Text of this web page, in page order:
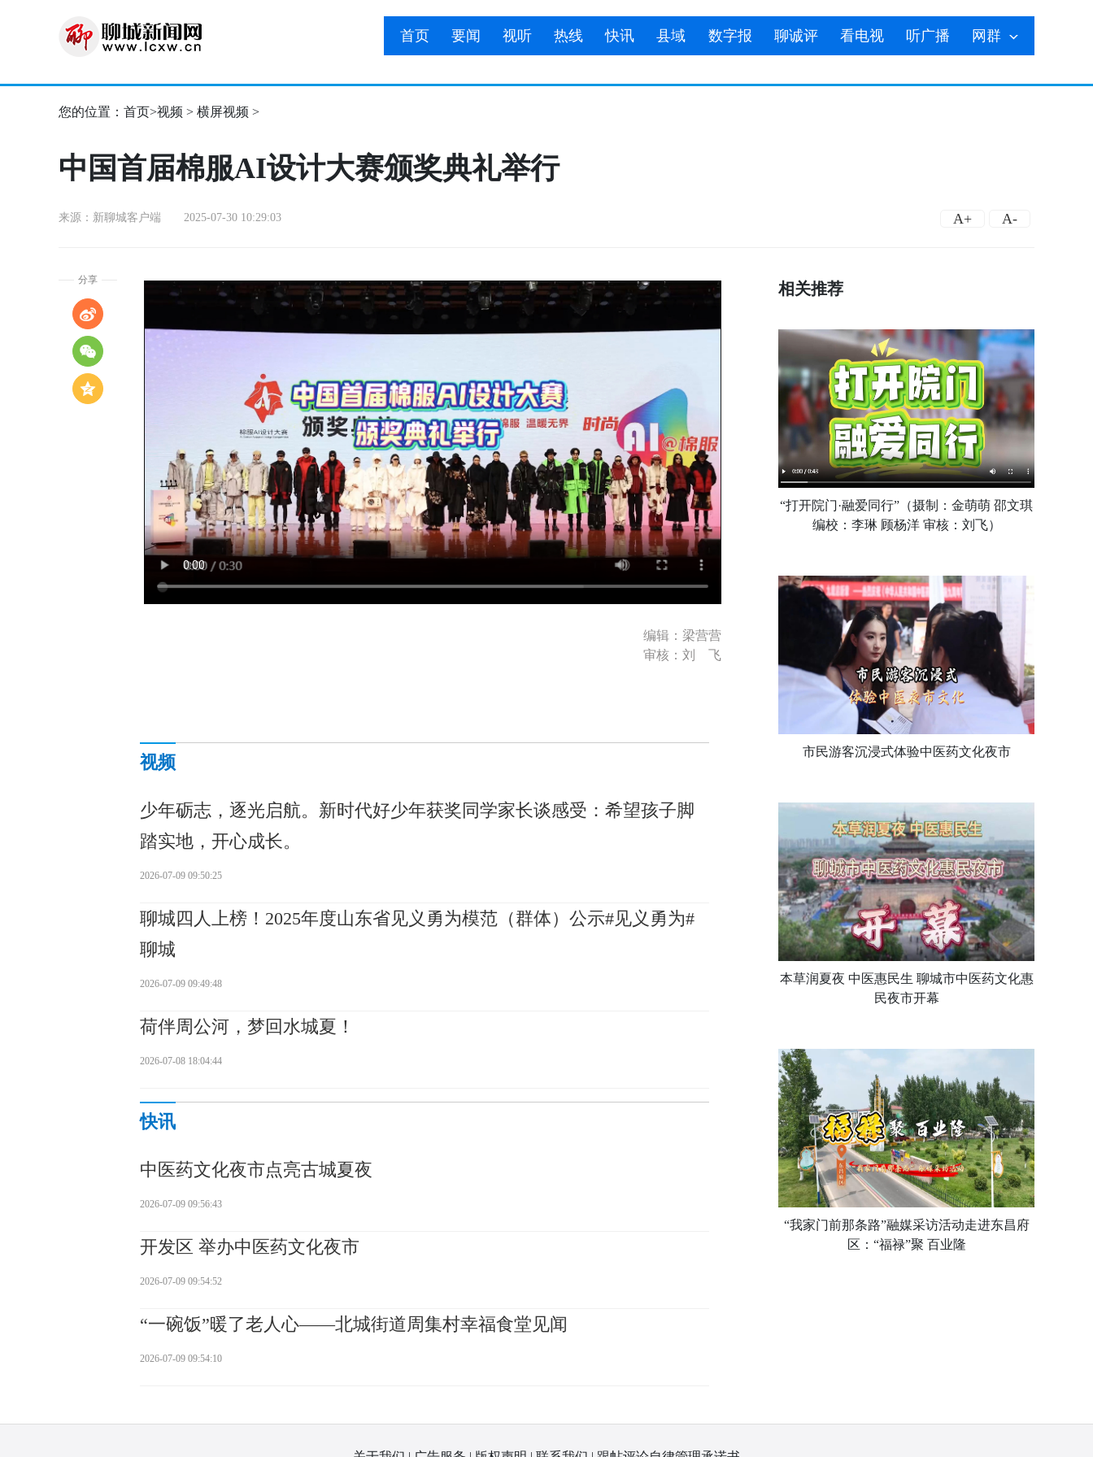
首页 要闻 视听 热线 快讯 县域 数字报 聊诚评 看电视 听广播 网群
您的位置： 首页>视频 > 横屏视频 >
中国首届棉服AI设计大赛颁奖典礼举行
来源：新聊城客户端 2025-07-30 10:29:03 A+ A-
分享
编辑：梁营营
审核：刘 飞
相关推荐
“打开院门·融爱同行”（摄制：金萌萌 邵文琪
编校：李琳 顾杨洋 审核：刘飞）
市民游客沉浸式体验中医药文化夜市
本草润夏夜 中医惠民生 聊城市中医药文化惠
民夜市开幕
“我家门前那条路”融媒采访活动走进东昌府
区：“福禄”聚 百业隆
视频
少年砺志，逐光启航。新时代好少年获奖同学家长谈感受：希望孩子脚
踏实地，开心成长。
2026-07-09 09:50:25
聊城四人上榜！2025年度山东省见义勇为模范（群体）公示#见义勇为#
聊城
2026-07-09 09:49:48
荷伴周公河，梦回水城夏！
2026-07-08 18:04:44
快讯
中医药文化夜市点亮古城夏夜
2026-07-09 09:56:43
开发区 举办中医药文化夜市
2026-07-09 09:54:52
“一碗饭”暖了老人心——北城街道周集村幸福食堂见闻
2026-07-09 09:54:10